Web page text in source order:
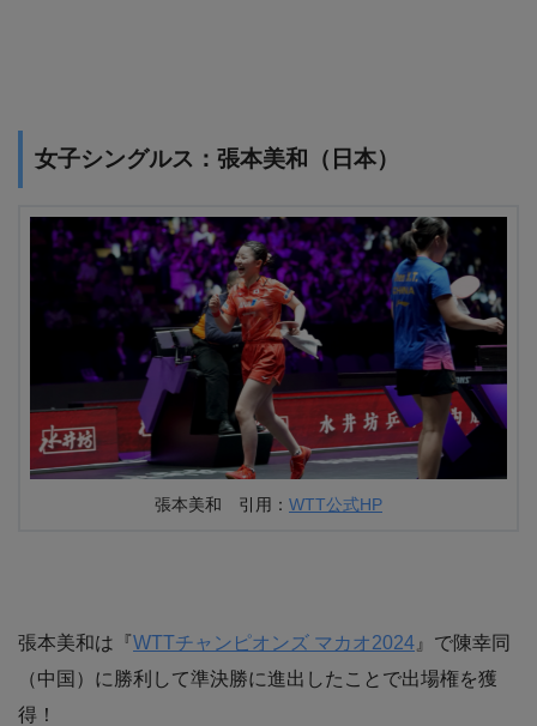
女子シングルス：張本美和（日本）
張本美和 引用： WTT公式HP
張本美和は『WTTチャンピオンズ マカオ2024 』で陳幸同
（中国）に勝利して準決勝に進出したことで出場権を獲
得！